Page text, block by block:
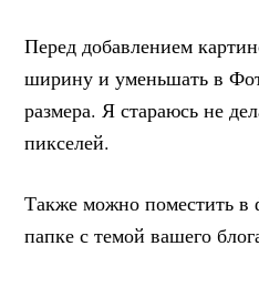
Перед добавлением
ширину и уменьшать в
размера. Я стараюсь не
пикселей.
Также можно поместить в
папке с темой вашего